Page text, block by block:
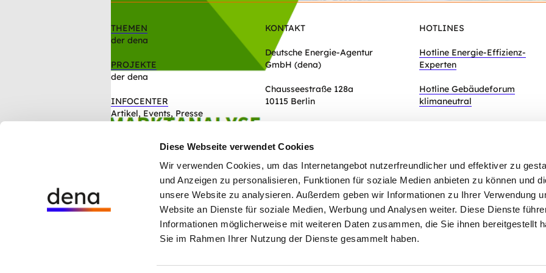
Diese Webseite verwendet Cookies
Wir verwenden Cookies, um das Internetangebot nutzerfreundlicher und effektiver zu
und Anzeigen zu personalisieren, Funktionen für soziale Medien anbieten zu können und
unsere Website zu analysieren. Außerdem geben wir Informationen zu Ihrer Verwendung
Website an Dienste für soziale Medien, Werbung und Analysen weiter. Diese Dienste
Informationen möglicherweise mit weiteren Daten zusammen, die Sie ihnen bereitgestellt
Sie im Rahmen Ihrer Nutzung der Dienste gesammelt haben.
THEMEN
der dena
PROJEKTE
der dena
INFOCENTER
Artikel, Events, Presse
Mission, Organisation, Jobs
KONTAKT
Deutsche Energie-Agentur
GmbH (dena)
Chausseestraße 128a
10115 Berlin
HOTLINES
Hotline Energie-Effizienz-
Experten
Hotline Gebäudeforum
klimaneutral
Hinweisgebersystem der dena
Cookie-Einstellungen
Datenschutz